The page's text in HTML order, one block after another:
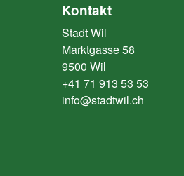
Kontakt
Stadt Wil
Marktgasse 58
9500 Wil
+41 71 913 53 53
info@stadtwil.ch